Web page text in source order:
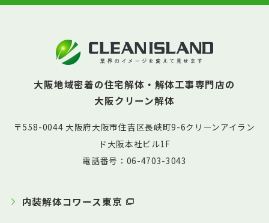
大阪地域密着の住宅解体・解体工事専門店の
大阪クリーン解体
〒558-0044 大阪府大阪市住吉区長峡町9-6クリーンアイラン
ド大阪本社ビル1F
電話番号：06-4703-3043
内装解体コワース東京